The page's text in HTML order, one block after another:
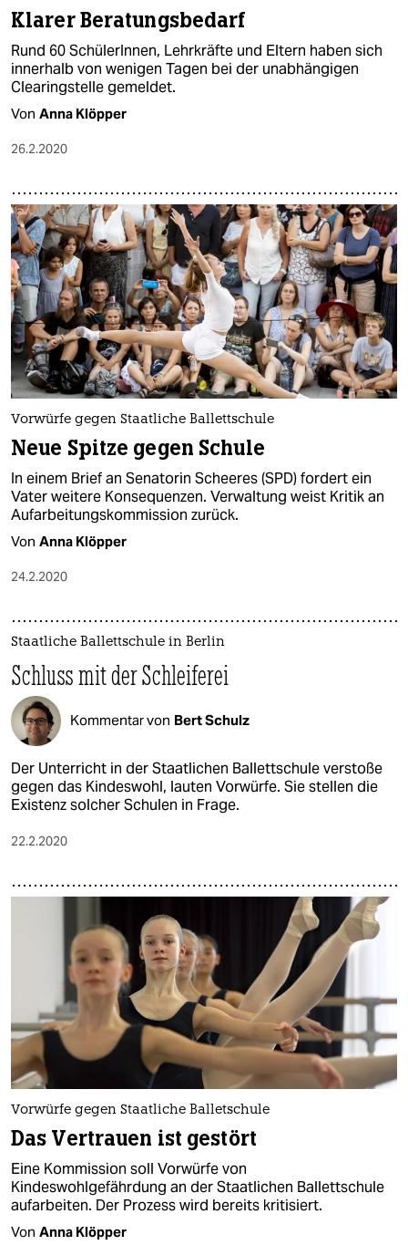
Klarer Beratungsbedarf
Rund 60 SchülerInnen, Lehrkräfte und Eltern haben sich
innerhalb von wenigen Tagen bei der unabhängigen
Clearingstelle gemeldet.
Von Anna Klöpper
26.2.2020
Vorwürfe gegen Staatliche Ballettschule
Neue Spitze gegen Schule
In einem Brief an Senatorin Scheeres (SPD) fordert ein
Vater weitere Konsequenzen. Verwaltung weist Kritik an
Aufarbeitungskommission zurück.
Von Anna Klöpper
24.2.2020
Staatliche Ballettschule in Berlin
Schluss mit der Schleiferei
Kommentar von Bert Schulz
Der Unterricht in der Staatlichen Ballettschule verstoße
gegen das Kindeswohl, lauten Vorwürfe. Sie stellen die
Existenz solcher Schulen in Frage.
22.2.2020
Vorwürfe gegen Staatliche Balletschule
Das Vertrauen ist gestört
Eine Kommission soll Vorwürfe von
Kindeswohlgefährdung an der Staatlichen Ballettschule
aufarbeiten. Der Prozess wird bereits kritisiert.
Von Anna Klöpper